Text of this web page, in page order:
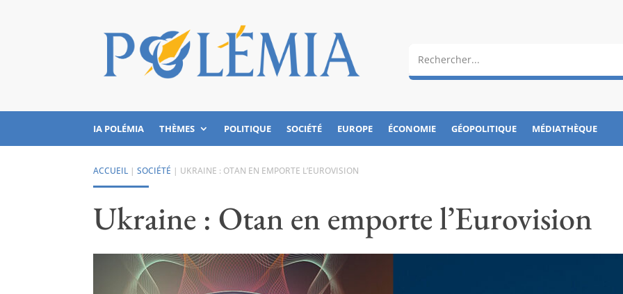
IA POLÉMIA THÈMES POLITIQUE SOCIÉTÉ EUROPE ÉCONOMIE GÉOPOLITIQUE MÉDIATHÈQUE
ACCUEIL |SOCIÉTÉ | UKRAINE : OTAN EN EMPORTE L’EUROVISION
Ukraine : Otan en emporte l’Eurovision